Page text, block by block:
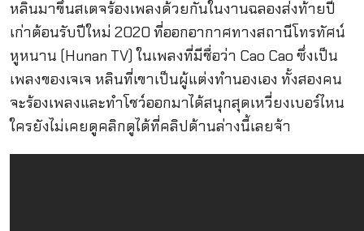
หลินมาขึ้นสเตจร้องเพลงด้วยกันในงานฉลองส่งท้ายปี
เก่าต้อนรับปีใหม่ 2020 ที่ออกอากาศทางสถานีโทรทัศน์
หูหนาน (Hunan TV) ในเพลงที่มีชื่อว่า Cao Cao ซึ่งเป็น
เพลงของเจเจ หลินที่เขาเป็นผู้แต่งทำนองเอง ทั้งสองคน
จะร้องเพลงและทำโชว์ออกมาได้สนุกสุดเหวี่ยงเบอร์ไหน
ใครยังไม่เคยดูคลิกดูได้ที่คลิปด้านล่างนี้เลยจ้า